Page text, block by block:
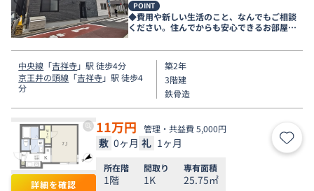
POINT
◆費用や新しい生活のこと、なんでもご相談
ください。住んでからも安心できるお部屋探
しをお手伝いします◆
中央線 「吉祥寺」駅 徒歩4分
京王井の頭線 「吉祥寺」駅 徒歩4
分
築2年
3階建
鉄骨造
詳細を確認
11万円 管理・共益費 5,000円
敷 0ヶ月 礼 1ヶ月 お気
所在階
1階
間取り
1K
専有面積
25.75㎡